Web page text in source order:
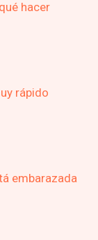
hacer
rápido
embarazada